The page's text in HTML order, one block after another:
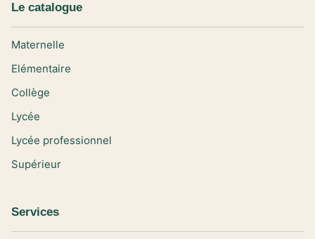
Le catalogue
Maternelle
Elémentaire
Collège
Lycée
Lycée professionnel
Supérieur
Services